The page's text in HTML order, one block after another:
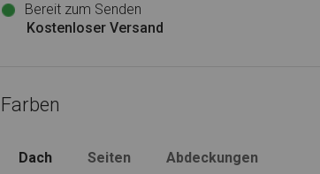
Bereit zum Senden
Kostenloser Versand
Farben
Dach Seiten Abdeckungen